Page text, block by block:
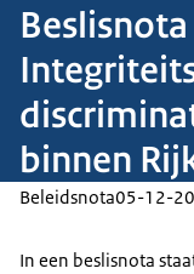
binnen
Beleidsnota05-12-
In een beslisnota